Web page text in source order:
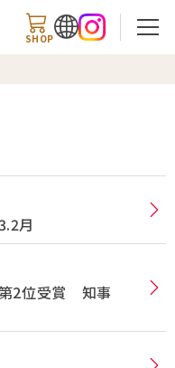
SHOP
月
2位受賞 知事